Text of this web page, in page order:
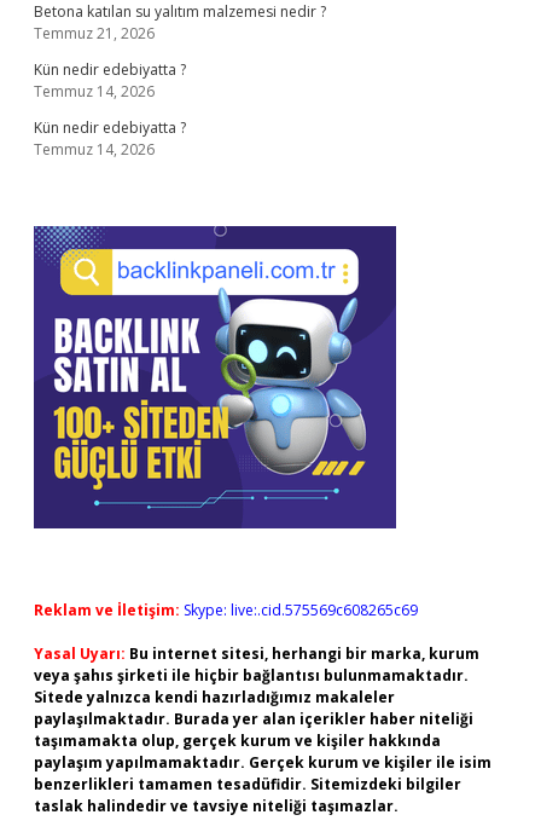
Betona katılan su yalıtım malzemesi nedir ?
Temmuz 21, 2026
Kün nedir edebiyatta ?
Temmuz 14, 2026
Kün nedir edebiyatta ?
Temmuz 14, 2026
Reklam ve İletişim: Skype: live:.cid.575569c608265c69
Yasal Uyarı: Bu internet sitesi, herhangi bir marka, kurum
veya şahıs şirketi ile hiçbir bağlantısı bulunmamaktadır.
Sitede yalnızca kendi hazırladığımız makaleler
paylaşılmaktadır. Burada yer alan içerikler haber niteliği
taşımamakta olup, gerçek kurum ve kişiler hakkında
paylaşım yapılmamaktadır. Gerçek kurum ve kişiler ile isim
benzerlikleri tamamen tesadüfidir. Sitemizdeki bilgiler
taslak halindedir ve tavsiye niteliği taşımazlar.